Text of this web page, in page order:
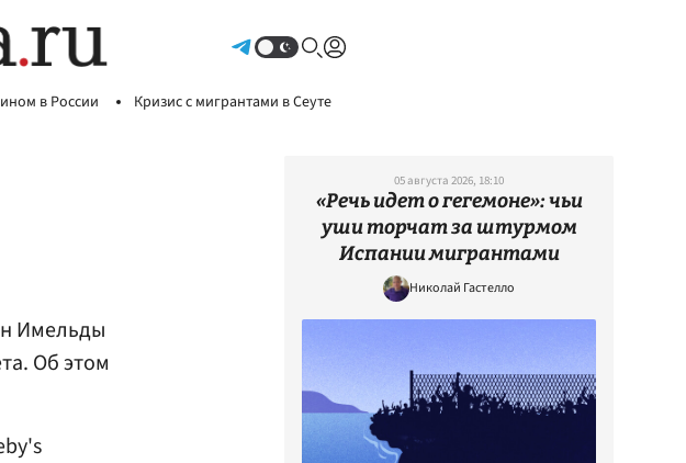
в России Кризис с мигрантами в Сеуте
Имельды
Об этом
05 августа 2026, 18:10
«Речь идет о гегемоне»: чьи
уши торчат за штурмом
Испании мигрантами
Николай Гастелло